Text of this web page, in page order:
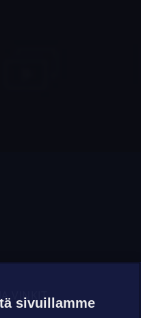
VINKIT
sivuillamme